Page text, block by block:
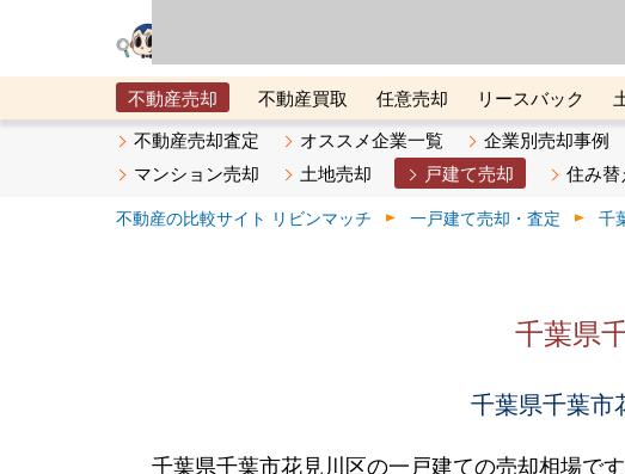
不動産売却 不動産買取 任意売却 リースバック
メタ住宅展示場
ベスト不動産カンパニー オンライン講座
不動産売却査定 オススメ企業一覧 企業別売却事例
マンション売却
土地売却 戸建て売却 住み替
不動産の比較サイト リビンマッチ 一戸建て売却・査定 千
千葉県
千葉県千葉市
千葉県千葉市花見川区の一戸建ての売却相場で